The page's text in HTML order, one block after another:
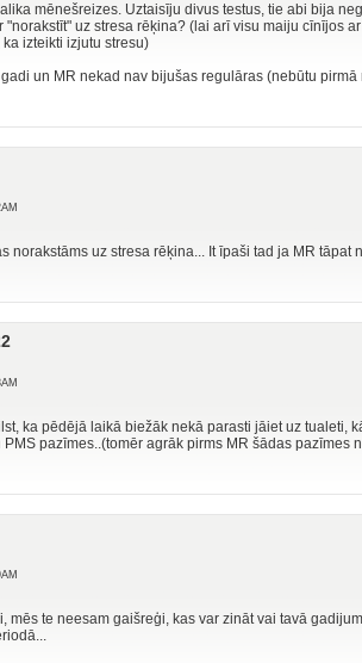
mēnešreizes. Uztaisīju divus testus, tie abi bija
"norakstīt" uz stresa rēķina? (lai arī visu maiju cīnījos
izteikti izjutu stresu)
gadi un MR nekad nav bijušas regulāras (nebūtu
norakstāms uz stresa rēķina... It īpaši tad ja MR tāpat
ka pēdējā laikā biežāk nekā parasti jāiet uz tualeti,
PMS pazīmes..(tomēr agrāk pirms MR šādas pazīmes
mēs te neesam gaišreģi, kas var zināt vai tavā